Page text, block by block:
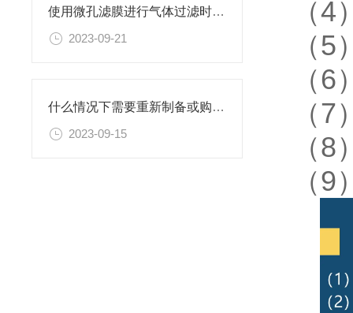
使用微孔滤膜进行气体过滤时，有哪些注意事项和常见问题需要关注？
2023-09-21
什么情况下需要重新制备或购置新的乙二胺四乙酸二钠滴定溶液标准物质？
2023-09-15
（
（
（
（
（
（